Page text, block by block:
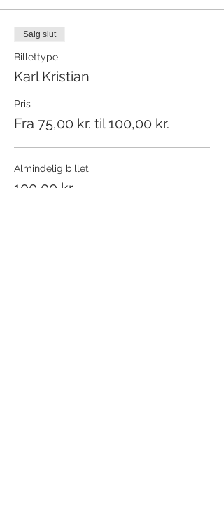
Salg slut
Billettype
Karl Kristian
Pris
Fra 75,00 kr. til 100,00 kr.
Almindelig billet
100,00 kr.